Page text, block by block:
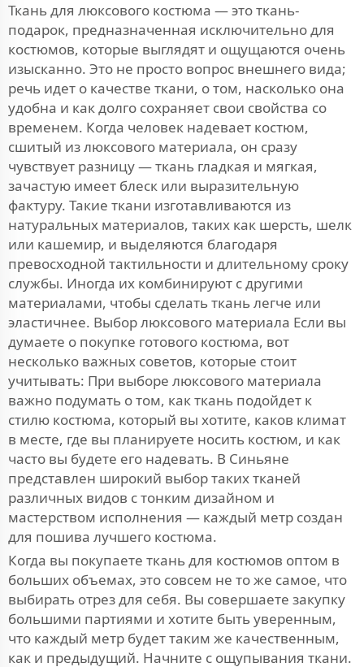
Ткань для люксового костюма — это ткань-
подарок, предназначенная исключительно для
костюмов, которые выглядят и ощущаются очень
изысканно. Это не просто вопрос внешнего вида;
речь идет о качестве ткани, о том, насколько она
удобна и как долго сохраняет свои свойства со
временем. Когда человек надевает костюм,
сшитый из люксового материала, он сразу
чувствует разницу — ткань гладкая и мягкая,
зачастую имеет блеск или выразительную
фактуру. Такие ткани изготавливаются из
натуральных материалов, таких как шерсть, шелк
или кашемир, и выделяются благодаря
превосходной тактильности и длительному сроку
службы. Иногда их комбинируют с другими
материалами, чтобы сделать ткань легче или
эластичнее. Выбор люксового материала Если вы
думаете о покупке готового костюма, вот
несколько важных советов, которые стоит
учитывать: При выборе люксового материала
важно подумать о том, как ткань подойдет к
стилю костюма, который вы хотите, каков климат
в месте, где вы планируете носить костюм, и как
часто вы будете его надевать. В Синьяне
представлен широкий выбор таких тканей
различных видов с тонким дизайном и
мастерством исполнения — каждый метр создан
для пошива лучшего костюма.
Когда вы покупаете ткань для костюмов оптом в
больших объемах, это совсем не то же самое, что
выбирать отрез для себя. Вы совершаете закупку
большими партиями и хотите быть уверенным,
что каждый метр будет таким же качественным,
как и предыдущий. Начните с ощупывания ткани.